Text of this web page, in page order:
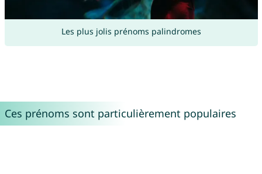
Les plus jolis prénoms palindromes
Ces prénoms sont particulièrement populaires